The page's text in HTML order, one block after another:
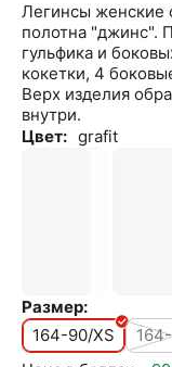
Легинсы женские
полотна "джинс".
гульфика и
кокетки, 4
Верх изделия
внутри.
Цвет: grafit
Размер:
164-90/XS